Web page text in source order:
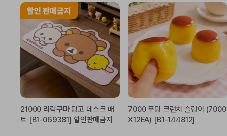
10000 포켓몬스터 피카츄 캔디
아동욕실화 200mm [B1-54183
품절상품입니다.
19800 산리오 컬러풀 주차번호판
VER2-헬로키티(블랙) [C1-644